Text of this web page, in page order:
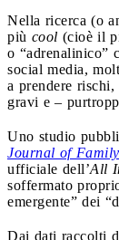
Nella ricerca (o
più cool (cioè il
o “adrenalinico”
social media,
a prendere
gravi e –
Uno studio
Journal of
ufficiale dell’All
soffermato
emergente” dei
Dai dati raccolti